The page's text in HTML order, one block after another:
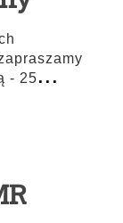
- 25...